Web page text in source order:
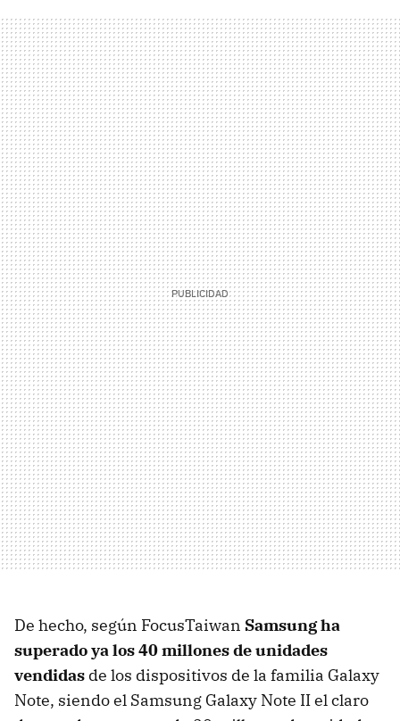
De hecho, según FocusTaiwan Samsung ha
superado ya los 40 millones de unidades
vendidas de los dispositivos de la familia Galaxy
Note, siendo el Samsung Galaxy Note II el claro